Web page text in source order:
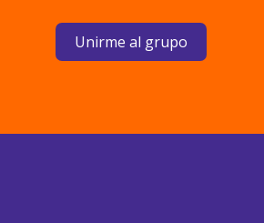
Unirme al grupo